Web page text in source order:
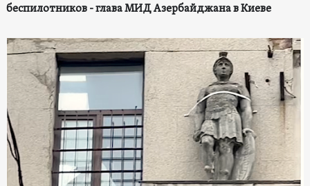
беспилотников - глава МИД Азербайджана в Киеве